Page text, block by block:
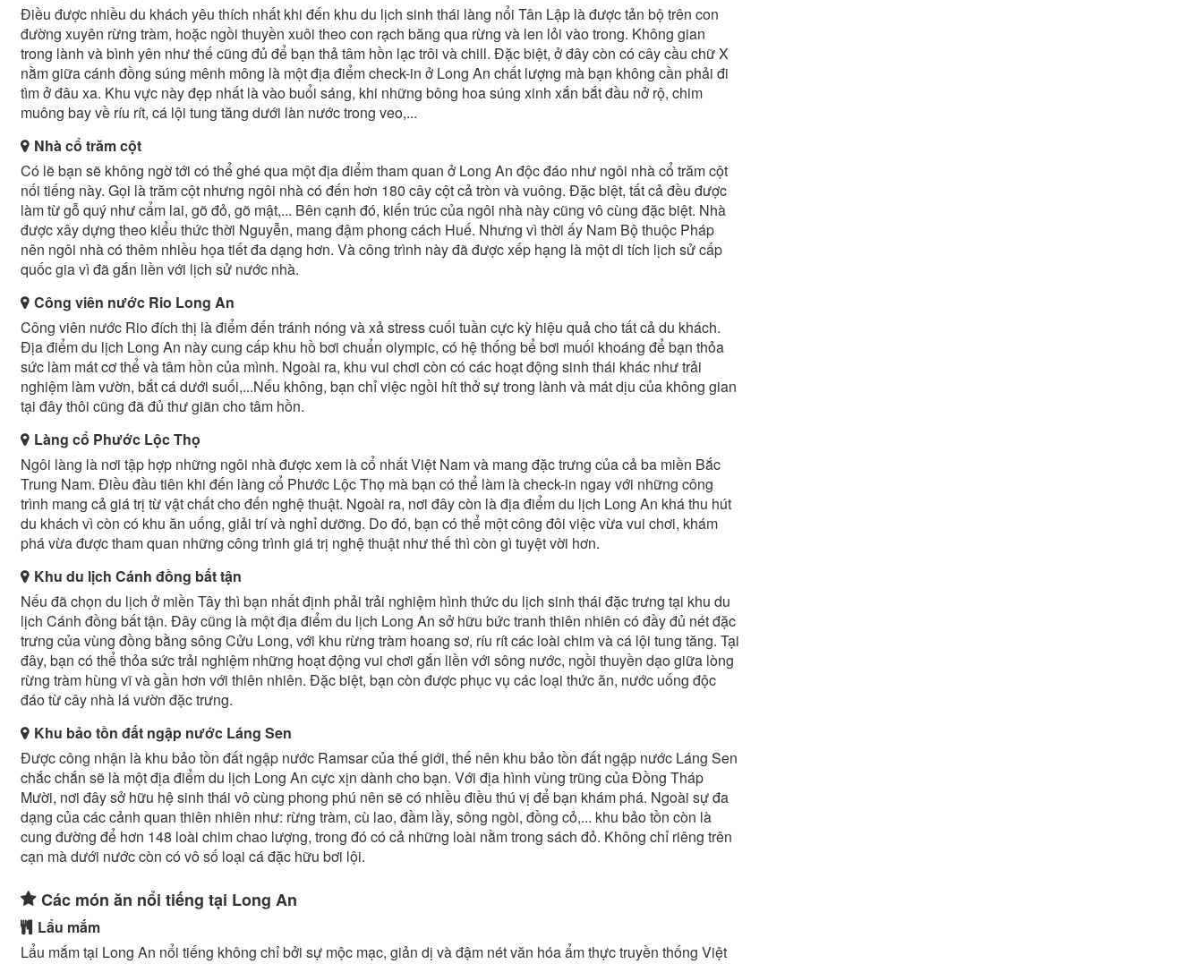
Điều được nhiều du khách yêu thích nhất khi đến khu du lịch sinh thái làng nổi Tân Lập là được tản bộ trên con
đường xuyên rừng tràm, hoặc ngồi thuyền xuôi theo con rạch băng qua rừng và len lỏi vào trong. Không gian
trong lành và bình yên như thế cũng đủ để bạn thả tâm hồn lạc trôi và chill. Đặc biệt, ở đây còn có cây cầu chữ X
nằm giữa cánh đồng súng mênh mông là một địa điểm check-in ở Long An chất lượng mà bạn không cần phải đi
tìm ở đâu xa. Khu vực này đẹp nhất là vào buổi sáng, khi những bông hoa súng xinh xắn bắt đầu nở rộ, chim
muông bay về ríu rít, cá lội tung tăng dưới làn nước trong veo,...
Nhà cổ trăm cột
Có lẽ bạn sẽ không ngờ tới có thể ghé qua một địa điểm tham quan ở Long An độc đáo như ngôi nhà cổ trăm cột
nối tiếng này. Gọi là trăm cột nhưng ngôi nhà có đến hơn 180 cây cột cả tròn và vuông. Đặc biệt, tất cả đều được
làm từ gỗ quý như cẩm lai, gõ đỏ, gõ mật,... Bên cạnh đó, kiến trúc của ngôi nhà này cũng vô cùng đặc biệt. Nhà
được xây dựng theo kiểu thức thời Nguyễn, mang đậm phong cách Huế. Nhưng vì thời ấy Nam Bộ thuộc Pháp
nên ngôi nhà có thêm nhiều họa tiết đa dạng hơn. Và công trình này đã được xếp hạng là một di tích lịch sử cấp
quốc gia vì đã gắn liền với lịch sử nước nhà.
Công viên nước Rio Long An
Công viên nước Rio đích thị là điểm đến tránh nóng và xả stress cuối tuần cực kỳ hiệu quả cho tất cả du khách.
Địa điểm du lịch Long An này cung cấp khu hồ bơi chuẩn olympic, có hệ thống bể bơi muối khoáng để bạn thỏa
sức làm mát cơ thể và tâm hồn của mình. Ngoài ra, khu vui chơi còn có các hoạt động sinh thái khác như trải
nghiệm làm vườn, bắt cá dưới suối,...Nếu không, bạn chỉ việc ngồi hít thở sự trong lành và mát dịu của không gian
tại đây thôi cũng đã đủ thư giãn cho tâm hồn.
Làng cổ Phước Lộc Thọ
Ngôi làng là nơi tập hợp những ngôi nhà được xem là cổ nhất Việt Nam và mang đặc trưng của cả ba miền Bắc
Trung Nam. Điều đầu tiên khi đến làng cổ Phước Lộc Thọ mà bạn có thể làm là check-in ngay với những công
trình mang cả giá trị từ vật chất cho đến nghệ thuật. Ngoài ra, nơi đây còn là địa điểm du lịch Long An khá thu hút
du khách vì còn có khu ăn uống, giải trí và nghỉ dưỡng. Do đó, bạn có thể một công đôi việc vừa vui chơi, khám
phá vừa được tham quan những công trình giá trị nghệ thuật như thế thì còn gì tuyệt vời hơn.
Khu du lịch Cánh đồng bất tận
Nếu đã chọn du lịch ở miền Tây thì bạn nhất định phải trải nghiệm hình thức du lịch sinh thái đặc trưng tại khu du
lịch Cánh đồng bất tận. Đây cũng là một địa điểm du lịch Long An sở hữu bức tranh thiên nhiên có đầy đủ nét đặc
trưng của vùng đồng bằng sông Cửu Long, với khu rừng tràm hoang sơ, ríu rít các loài chim và cá lội tung tăng. Tại
đây, bạn có thể thỏa sức trải nghiệm những hoạt động vui chơi gắn liền với sông nước, ngồi thuyền dạo giữa lòng
rừng tràm hùng vĩ và gần hơn với thiên nhiên. Đặc biệt, bạn còn được phục vụ các loại thức ăn, nước uống độc
đáo từ cây nhà lá vườn đặc trưng.
Khu bảo tồn đất ngập nước Láng Sen
Được công nhận là khu bảo tồn đất ngập nước Ramsar của thế giới, thế nên khu bảo tồn đất ngập nước Láng Sen
chắc chắn sẽ là một địa điểm du lịch Long An cực xịn dành cho bạn. Với địa hình vùng trũng của Đồng Tháp
Mười, nơi đây sở hữu hệ sinh thái vô cùng phong phú nên sẽ có nhiều điều thú vị để bạn khám phá. Ngoài sự đa
dạng của các cảnh quan thiên nhiên như: rừng tràm, cù lao, đầm lầy, sông ngòi, đồng cỏ,... khu bảo tồn còn là
cung đường để hơn 148 loài chim chao lượng, trong đó có cả những loài nằm trong sách đỏ. Không chỉ riêng trên
cạn mà dưới nước còn có vô số loại cá đặc hữu bơi lội.
Các món ăn nổi tiếng tại Long An
Lẩu mắm
Lẩu mắm tại Long An nổi tiếng không chỉ bởi sự mộc mạc, giản dị và đậm nét văn hóa ẩm thực truyền thống Việt